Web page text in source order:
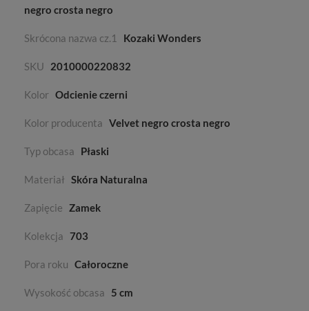
negro crosta negro
Skrócona nazwa cz.1 Kozaki Wonders
SKU 2010000220832
Kolor Odcienie czerni
Kolor producenta Velvet negro crosta negro
Typ obcasa Płaski
Materiał Skóra Naturalna
Zapięcie Zamek
Kolekcja 703
Pora roku Całoroczne
Wysokość obcasa 5 cm